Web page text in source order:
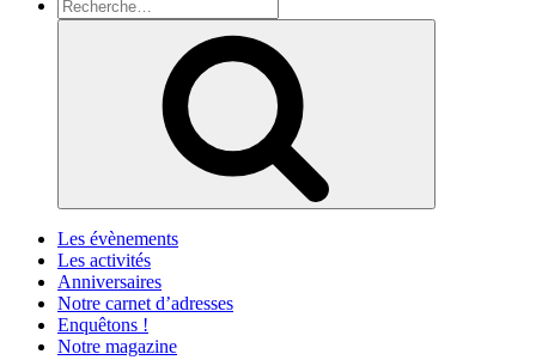
pour
Les évènements
Les activités
Anniversaires
Notre carnet d’adresses
Enquêtons !
Notre magazine